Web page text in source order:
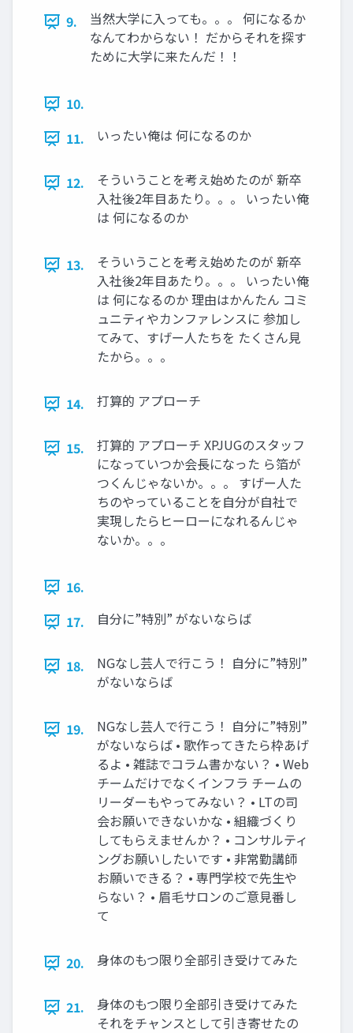
9.
当然大学に入っても。。。 何になるか
なんてわからない！ だからそれを探す
ために大学に来たんだ！！
10.
11.
いったい俺は 何になるのか
12.
そういうことを考え始めたのが 新卒
入社後2年目あたり。。。 いったい俺
は 何になるのか
13.
そういうことを考え始めたのが 新卒
入社後2年目あたり。。。 いったい俺
は 何になるのか 理由はかんたん コミ
ュニティやカンファレンスに 参加し
てみて、すげー人たちを たくさん見
たから。。。
14. 打算的 アプローチ
15.
打算的 アプローチ XPJUGのスタッフ
になっていつか会長になった ら箔が
つくんじゃないか。。。 すげー人た
ちのやっていることを自分が自社で
実現したらヒーローになれるんじゃ
ないか。。。
16.
17.
自分に”特別” がないならば
18.
NGなし芸人で行こう！ 自分に”特別”
がないならば
19.
NGなし芸人で行こう！ 自分に”特別”
がないならば • 歌作ってきたら枠あげ
るよ • 雑誌でコラム書かない？ • Web
チームだけでなくインフラ チームの
リーダーもやってみない？ • LTの司
会お願いできないかな • 組織づくり
してもらえませんか？ • コンサルティ
ングお願いしたいです • 非常勤講師
お願いできる？ • 専門学校で先生や
らない？ • 眉毛サロンのご意見番し
て
20. 身体のもつ限り全部引き受けてみた
21.
身体のもつ限り全部引き受けてみた
それをチャンスとして引き寄せたの